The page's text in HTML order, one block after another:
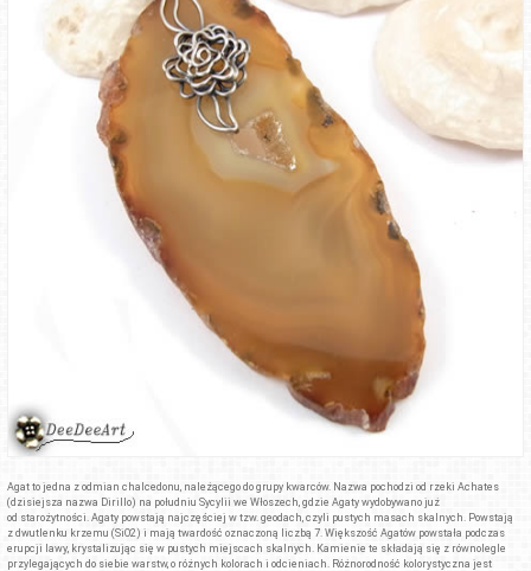
Agat to jedna z odmian chalcedonu, należącego do grupy kwarców. Nazwa pochodzi od rzeki Achates
(dzisiejsza nazwa Dirillo) na południu Sycylii we Włoszech, gdzie Agaty wydobywano już
od starożytności. Agaty powstają najczęściej w tzw. geodach, czyli pustych masach skalnych. Powstają
z dwutlenku krzemu (SiO2) i mają twardość oznaczoną liczbą 7. Większość Agatów powstała podczas
erupcji lawy, krystalizując się w pustych miejscach skalnych. Kamienie te składają się z równolegle
przylegających do siebie warstw, o różnych kolorach i odcieniach. Różnorodność kolorystyczna jest